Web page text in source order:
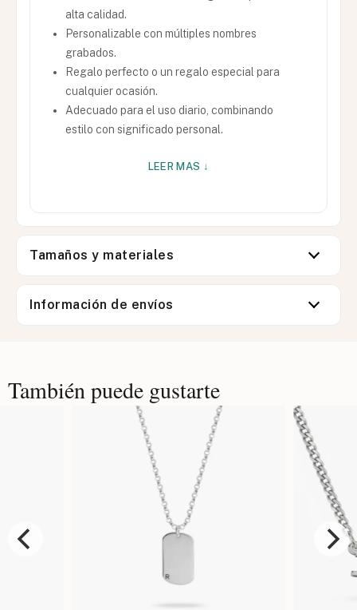
alta calidad.
Personalizable con múltiples nombres
grabados.
Regalo perfecto o un regalo especial para
cualquier ocasión.
Adecuado para el uso diario, combinando
estilo con significado personal.
LEER MAS ↓
Tamaños y materiales
Información de envíos
También puede gustarte